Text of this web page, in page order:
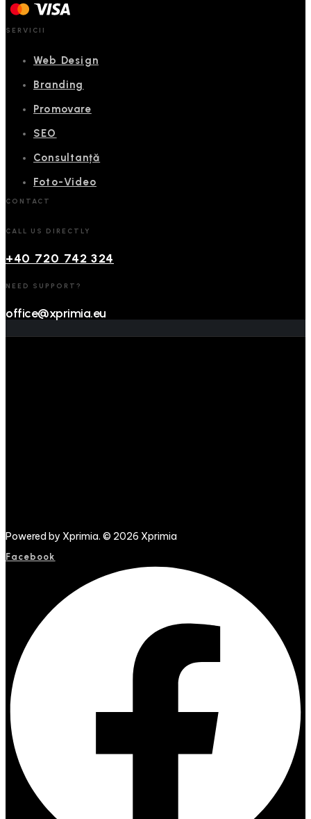
SERVICII
Web Design
Branding
Promovare
SEO
Consultanță
Foto-Video
CONTACT
CALL US DIRECTLY
+40 720 742 324
NEED SUPPORT?
office@xprimia.eu
Powered by Xprimia. © 2026 Xprimia
Facebook